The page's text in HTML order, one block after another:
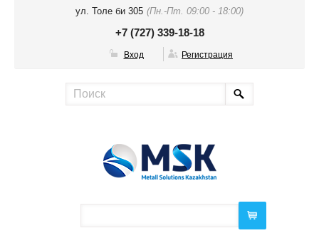
ул. Толе би 305 (Пн.-Пт. 09:00 - 18:00)
+7 (727) 339-18-18
Вход Регистрация